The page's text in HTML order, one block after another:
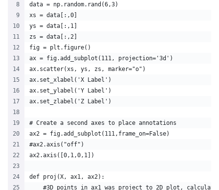
data = np.random.rand(6,3)
xs = data[:,0]
ys = data[:,1]
zs = data[:,2]
fig = plt.figure()
ax = fig.add_subplot(111, projection='3d')
ax.scatter(xs, ys, zs, marker="o")
ax.set_xlabel('X Label')
ax.set_ylabel('Y Label')
ax.set_zlabel('Z Label')
# Create a second axes to place annotations
ax2 = fig.add_subplot(111,frame_on=False)
#ax2.axis("off")
ax2.axis([0,1,0,1])
def proj(X, ax1, ax2):
#3D points in ax1 was project to 2D plot,